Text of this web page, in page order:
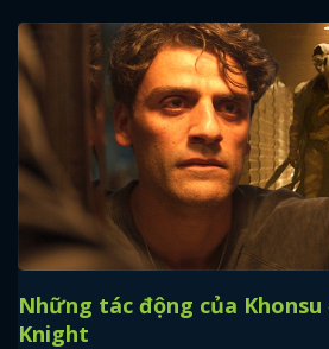
Những tác động của
Knight